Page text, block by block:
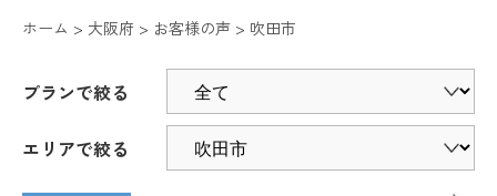
ホーム 大阪府 お客様の声 吹田市
プランで絞る
エリアで絞る